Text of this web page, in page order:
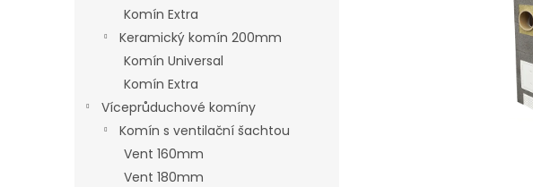
Komín Extra
Keramický komín 200mm
Komín Universal
Komín Extra
Víceprůduchové komíny
Komín s ventilační šachtou
Vent 160mm
Vent 180mm